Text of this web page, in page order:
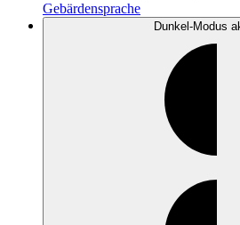
Gebärdensprache
Dunkel-Modus